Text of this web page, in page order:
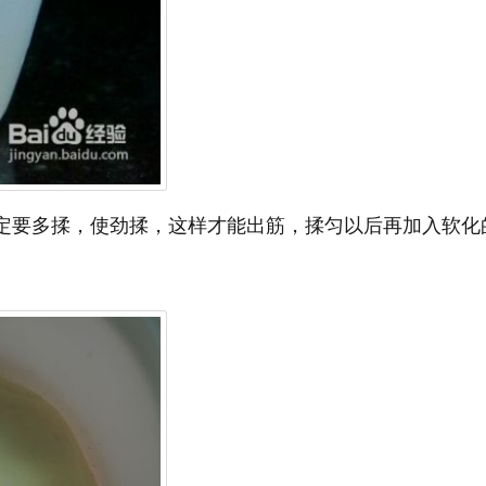
多揉，使劲揉，这样才能出筋，揉匀以后再加入软化